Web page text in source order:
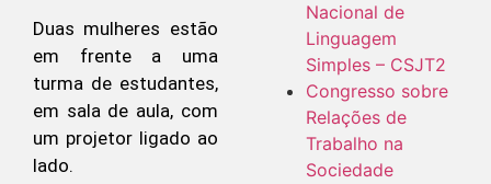
Duas mulheres estão
em frente a uma
turma de estudantes,
em sala de aula, com
um projetor ligado ao
lado.
Nacional de
Linguagem
Simples – CSJT2
Congresso sobre
Relações de
Trabalho na
Sociedade